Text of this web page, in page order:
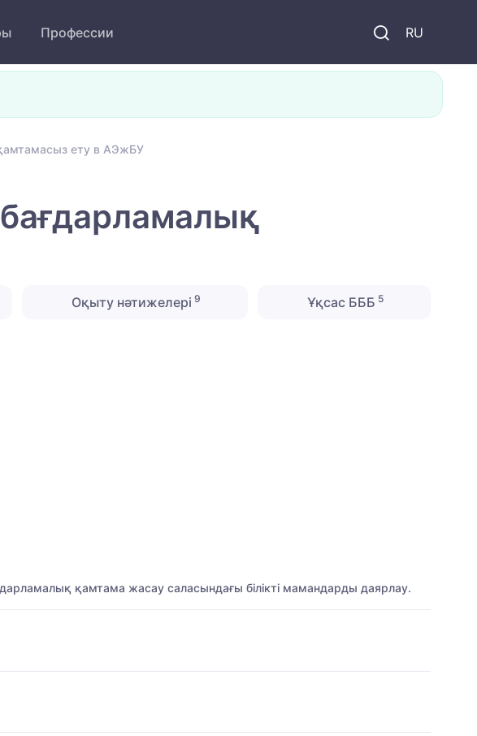
RU
Профессии
ету в АЭжБУ
Оқыту нәтижелері 9 Ұқсас БББ 5
қамтама жасау саласындағы білікті мамандарды даярлау.